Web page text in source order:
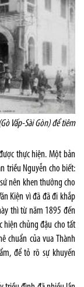
Vấp-Sài Gòn) để tiêm
thực hiện. Một bản
triều Nguyễn cho biết:
nên khen thưởng cho
Kiện vì đã đã đi khắp
thì từ năm 1895 đến
hiện chủng đậu cho tất
chuẩn của vua Thành
để tỏ rõ sự khuyến